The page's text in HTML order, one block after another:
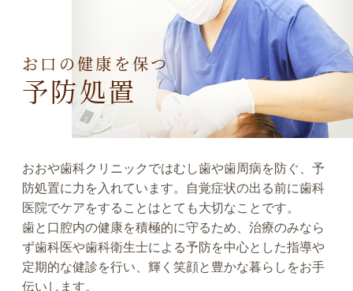
お口の健康を保つ
予防処置
おおや歯科クリニックではむし歯や歯周病を防ぐ、予
防処置に力を入れています。自覚症状の出る前に歯科
医院でケアをすることはとても大切なことです。
歯と口腔内の健康を積極的に守るため、治療のみなら
ず歯科医や歯科衛生士による予防を中心とした指導や
定期的な健診を行い、輝く笑顔と豊かな暮らしをお手
伝いします。